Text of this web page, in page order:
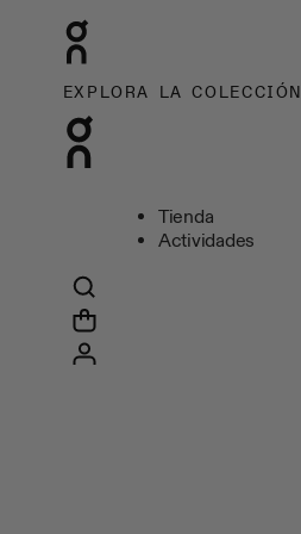
EXPLORA LA COLECCIÓN
Tienda
Actividades